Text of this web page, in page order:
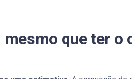
que ter o